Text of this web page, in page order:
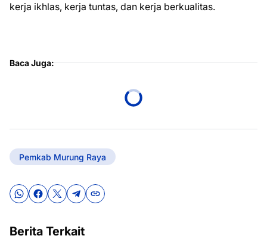
kerja ikhlas, kerja tuntas, dan kerja berkualitas.
Baca Juga:
Pemkab Murung Raya
Berita Terkait